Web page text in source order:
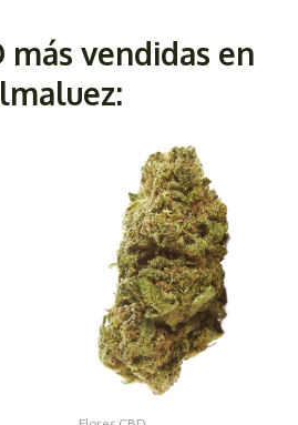
más vendidas en